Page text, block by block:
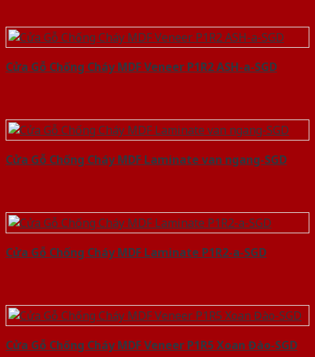
Cửa Gỗ Chống Cháy MDF Veneer P1R2 ASH-a-SGD
Cửa Gỗ Chống Cháy MDF Laminate van ngang-SGD
Cửa Gỗ Chống Cháy MDF Laminate P1R2-a-SGD
Cửa Gỗ Chống Cháy MDF Veneer P1R5 Xoan Đào-SGD